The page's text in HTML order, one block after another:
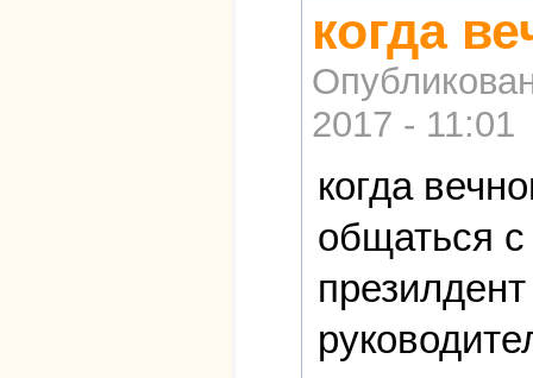
когда
2017 - 11:01
когда
общаться